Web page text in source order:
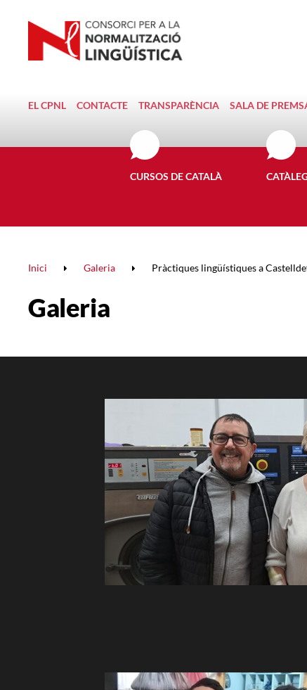
EL CPNL CONTACTE TRANSPARÈNCIA SALA DE
CURSOS DE CATALÀ
Inici Galeria Pràctiques lingüístiques a
Galeria